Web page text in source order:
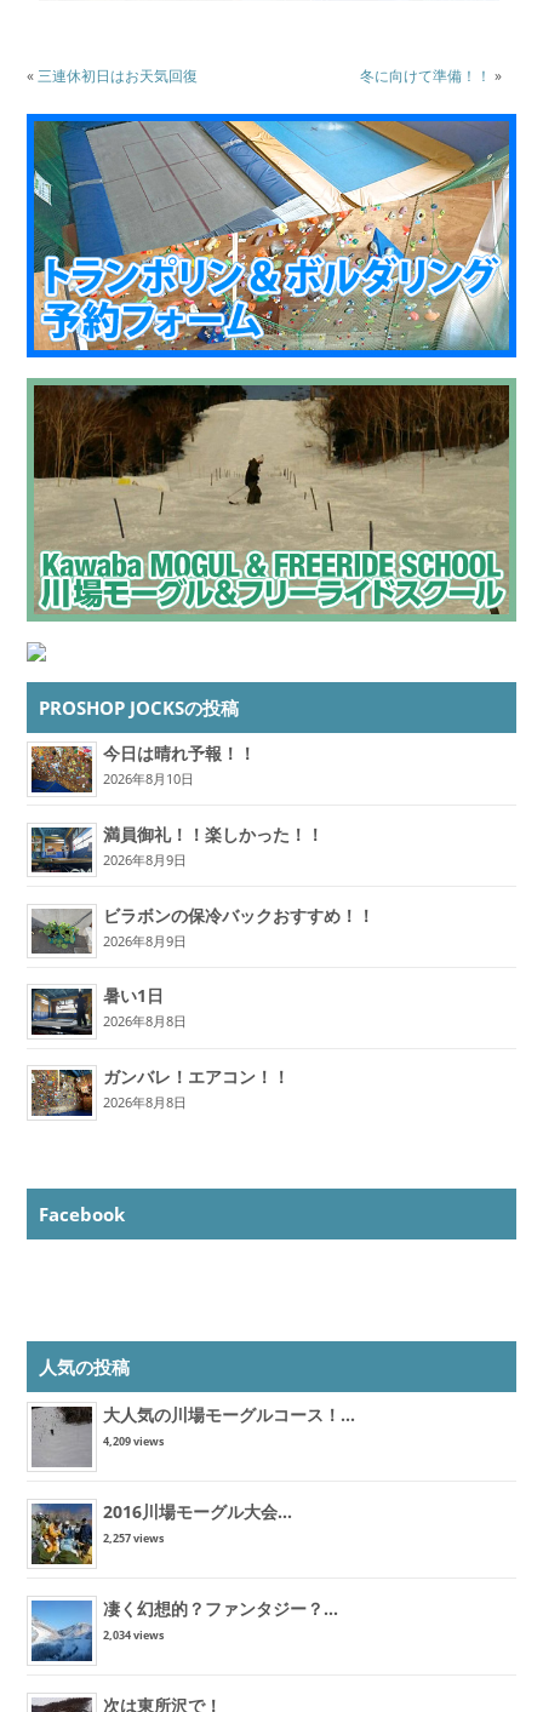
«三連休初日はお天気回復 冬に向けて準備！！ »
PROSHOP JOCKSの投稿
今日は晴れ予報！！
2026年8月10日
満員御礼！！楽しかった！！
2026年8月9日
ビラボンの保冷バックおすすめ！！
2026年8月9日
暑い1日
2026年8月8日
ガンバレ！エアコン！！
2026年8月8日
Facebook
人気の投稿
大人気の川場モーグルコース！...
4,209 views
2016川場モーグル大会...
2,257 views
凄く幻想的？ファンタジー？...
2,034 views
次は東所沢で！